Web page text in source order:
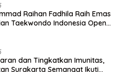
Raihan Fadhila Raih Emas
Taekwondo Indonesia Open
dan Tingkatkan Imunitas,
Surakarta Semangat Ikuti